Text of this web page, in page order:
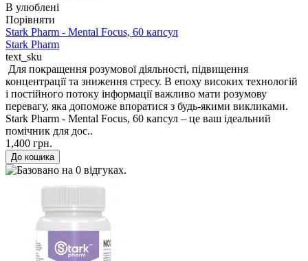
В улюблені
Порівняти
Stark Pharm - Mental Focus, 60 капсул
Stark Pharm
text_sku
Для покращення розумової діяльності, підвищення
концентрації та зниження стресу. В епоху високих технологій
і постійного потоку інформації важливо мати розумову
перевагу, яка допоможе впоратися з будь-якими викликами.
Stark Pharm - Mental Focus, 60 капсул – це ваш ідеальний
помічник для дос..
1,400 грн.